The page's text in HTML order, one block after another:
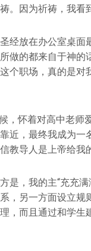
。因为祈祷，我看
经放在办公室桌
做的都来自于神
个职场，真的是
，怀着对高中老
近，最终我成为
教导人是上帝给我
是，我的主“充充
，另一方面设立
，而且通过和学